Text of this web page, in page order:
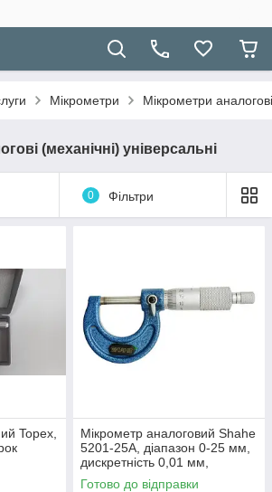
Мікрометри Мікрометри
(механічні) універсальні
0 Фільтри
Topex,
Мікрометр аналоговий Shahe
5201-25A, діапазон 0-25 мм,
дискретність 0,01 мм,
похибка 0,004 мм
Готово до відправки